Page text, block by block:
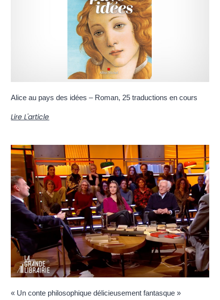
Alice au pays des idées – Roman, 25 traductions en cours
Lire L'article
« Un conte philosophique délicieusement fantasque »